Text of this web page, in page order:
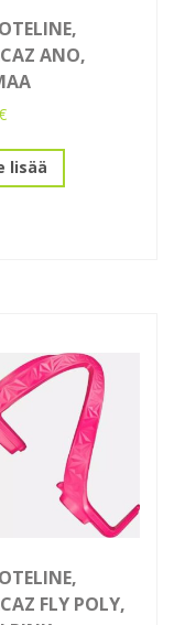
ANO,
lisää
FLY POLY,